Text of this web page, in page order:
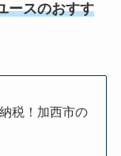
ースのおすす
税！加西市の